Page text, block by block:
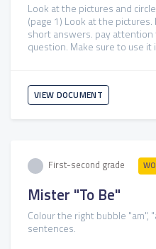
Look at the pictures and
(page 1) Look at the
short answers. pay
question. Make sure to use it
VIEW DOCUMENT
First-second grade
Mister "To Be"
Colour the right bubble "am",
sentences.